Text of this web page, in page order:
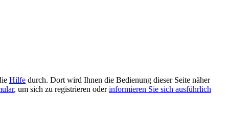
Hilfe durch. Dort wird Ihnen die Bedienung dieser Seite näher
, um sich zu registrieren oderinformieren Sie sich ausführlich